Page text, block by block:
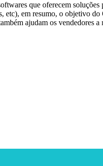
que oferecem soluções
etc), em resumo, o objetivo
ajudam os vendedores